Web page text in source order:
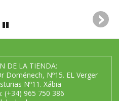
DE LA TIENDA:
Doménech, Nº15. EL Verger
Nº11. Xábia
(+34) 965 750 386